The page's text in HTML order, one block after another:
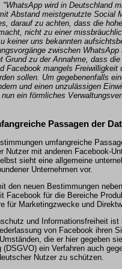
"WhatsApp wird in Deutschland
Abstand meistgenutzte Social
darauf zu achten, dass die
nicht zu einer
keiner uns bekannten
zwischen WhatsApp
Grund zu der Annahme, dass
Facebook mangels Freiwilligkeit
sollen. Um gegebenenfalls
und einen unzulässigen
ein förmliches
Passagen der
umfangreiche
Nutzer mit anderen Facebook-
sieht eine allgemeine
Unternehmen vor.
den neuen Bestimmungen
Facebook für die Bereiche
für Marketingzwecke und
und Informationsfreiheit ist
von Facebook ihren
die er hier gegeben
ein Verfahren auch
Nutzer zu schützen.